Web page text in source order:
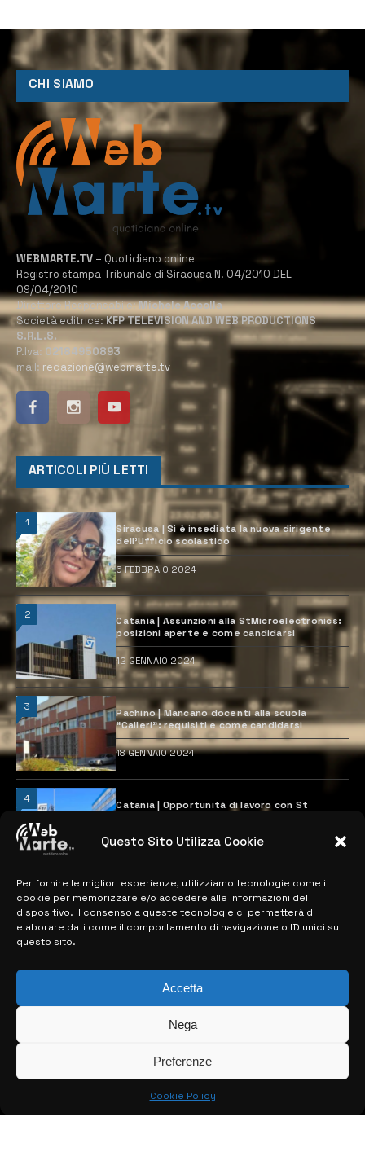
Questo Sito Utilizza Cookie
Per fornire le migliori esperienze, utilizziamo tecnologie come i
cookie per memorizzare e/o accedere alle informazioni del
dispositivo. Il consenso a queste tecnologie ci permetterà di
elaborare dati come il comportamento di navigazione o ID unici su
questo sito.
Accetta
Nega
Preferenze
Cookie Policy
CHI SIAMO
WEBMARTE.TV – Quotidiano online
Registro stampa Tribunale di Siracusa N. 04/2010 DEL
09/04/2010
Direttore Responsabile:Michele Accolla
Società editrice:KFP TELEVISION AND WEB PRODUCTIONS
S.R.L.S.
P.Iva: 02184950893
mail: redazione@webmarte.tv
ARTICOLI PIÙ LETTI
1
Siracusa | Si è insediata la nuova dirigente
dell’Ufficio scolastico
6 FEBBRAIO 2024
2
Catania | Assunzioni alla StMicroelectronics:
posizioni aperte e come candidarsi
12 GENNAIO 2024
3
Pachino | Mancano docenti alla scuola
“Calleri”: requisiti e come candidarsi
18 GENNAIO 2024
4
Catania | Opportunità di lavoro con St
28 MARZO 2024
MAPPA DEL SITO
> NOTIZIE
> CONTATTI